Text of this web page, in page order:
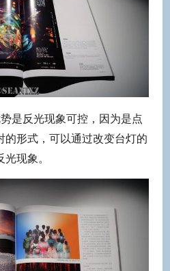
是反光现象可控，因为是点
形式，可以通过改变台灯的
现象。